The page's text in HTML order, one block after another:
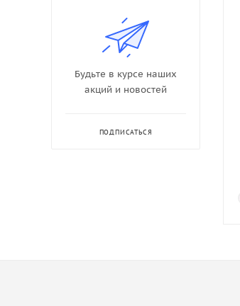
Будьте в курсе наших
акций и новостей
ПОДПИСАТЬСЯ